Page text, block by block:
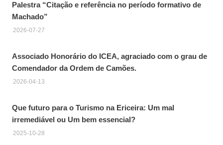
Palestra “Citação e referência no período formativo de
Machado”
2026-07-27
Associado Honorário do ICEA, agraciado com o grau de
Comendador da Ordem de Camões.
2026-04-13
Que futuro para o Turismo na Ericeira: Um mal
irremediável ou Um bem essencial?
2025-10-28